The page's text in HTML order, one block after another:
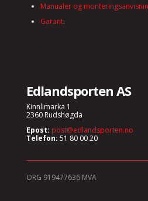
Manualer og
Garanti
Edlandsporten AS
Kinnlimarka 1
2360 Rudshøgda
Epost: post@edlandsporten.no
Telefon: 51 80 00 20
ORG 919477636 MVA